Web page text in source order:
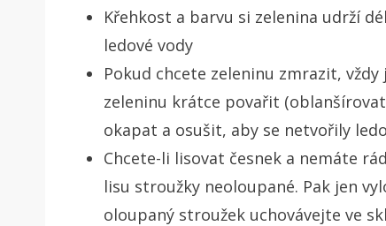
Křehkost a barvu si zelenina udrží
ledové vody
Pokud chcete zeleninu zmrazit,
zeleninu krátce povařit
okapat a osušit, aby se netvořily
Chcete-li lisovat česnek a nemáte
lisu stroužky neoloupané. Pak jen
oloupaný stroužek uchovávejte ve